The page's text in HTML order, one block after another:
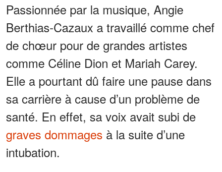
Passionnée par la musique, Angie
Berthias-Cazaux a travaillé comme chef
de chœur pour de grandes artistes
comme Céline Dion et Mariah Carey.
Elle a pourtant dû faire une pause dans
sa carrière à cause d’un problème de
santé. En effet, sa voix avait subi de
graves dommages à la suite d’une
intubation.